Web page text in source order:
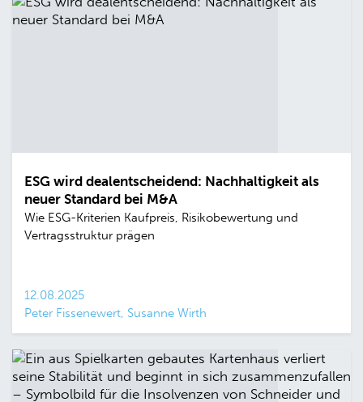
ESG wird dealentscheidend: Nachhaltigkeit als
neuer Standard bei M&A
Wie ESG-Kriterien Kaufpreis, Risikobewertung und
Vertragsstruktur prägen
12.08.2025
Peter Fissenewert, Susanne Wirth